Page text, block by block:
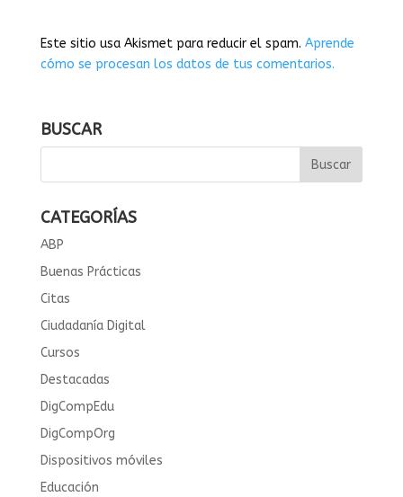
Este sitio usa Akismet para reducir el spam. Aprende
cómo se procesan los datos de tus comentarios.
BUSCAR
CATEGORÍAS
ABP
Buenas Prácticas
Citas
Ciudadanía Digital
Cursos
Destacadas
DigCompEdu
DigCompOrg
Dispositivos móviles
Educación